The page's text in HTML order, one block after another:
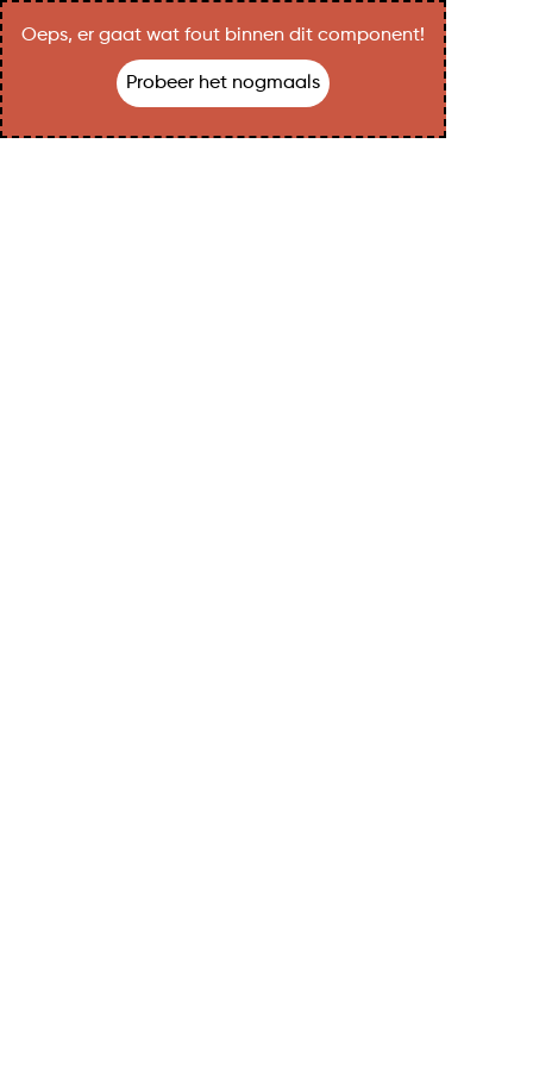
Oeps, er gaat wat fout binnen dit component!
Probeer het nogmaals